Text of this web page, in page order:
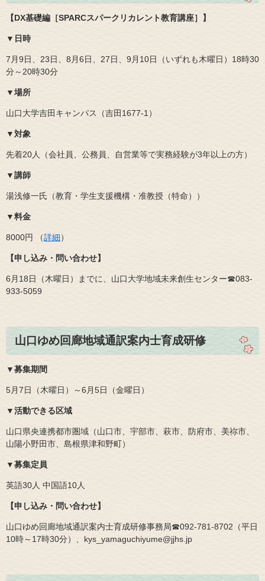
【DX基礎編［SPARCスパークリカレント教育講座］】
▼日時
7月9日、23日、8月6日、27日、9月10日（いずれも木曜日）18時30
分～20時30分
▼場所
山口大学吉田キャンパス（吉田1677‐1）
▼対象
先着20人（会社員、公務員、自営業等で実務経験が3年以上の方）
▼講師
湯浅修一氏（教育・学生支援機構・准教授（特命））
▼料金
8000円 （詳細）
【申し込み・問い合わせ】
6月18日（木曜日）までに、山口大学地域未来創生センター☎083‐
933‐5059
山口ゆめ回廊地域通訳案内士育成研修
​▼募集期間
5月7日（木曜日）～6月5日（金曜日）
▼活動できる区域
山口県央連携都市圏域（山口市、宇部市、萩市、防府市、美祢市、
山陽小野田市、島根県津和野町）
▼募集定員
英語30人 中国語10人
【申し込み・問い合わせ】
山口ゆめ回廊地域通訳案内士育成研修事務局☎092‐781‐8702（平日
10時～17時30分）、kys_yamaguchiyume@jjhs.jp